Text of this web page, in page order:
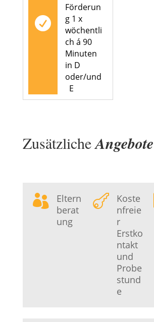

Förderun
g 1 x
wöchentli
ch á 90
Minuten
in D
oder/und
E
ZusätzlicheAngebote

Eltern
berat
ung

Koste
nfreie
r
Erstko
ntakt
und
Probe
stund
e